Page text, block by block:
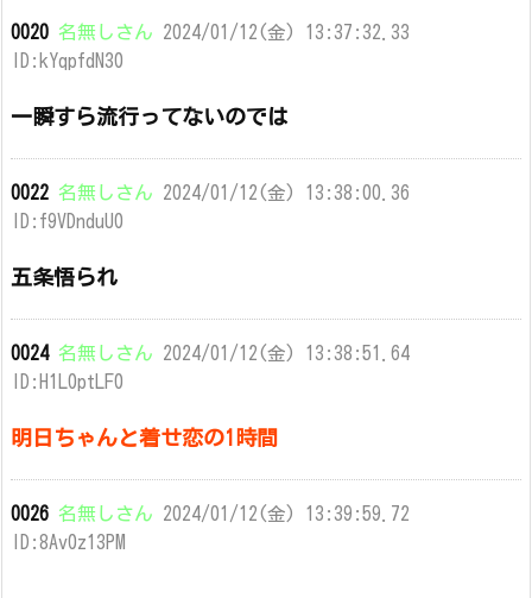
0020 名無しさん 2024/01/12(金) 13:37:32.33
ID:kYqpfdN30
一瞬すら流行ってないのでは
0022 名無しさん 2024/01/12(金) 13:38:00.36
ID:f9VDnduU0
五条悟られ
0024 名無しさん 2024/01/12(金) 13:38:51.64
ID:H1L0ptLF0
明日ちゃんと着せ恋の1時間
0026 名無しさん 2024/01/12(金) 13:39:59.72
ID:8Av0z13PM